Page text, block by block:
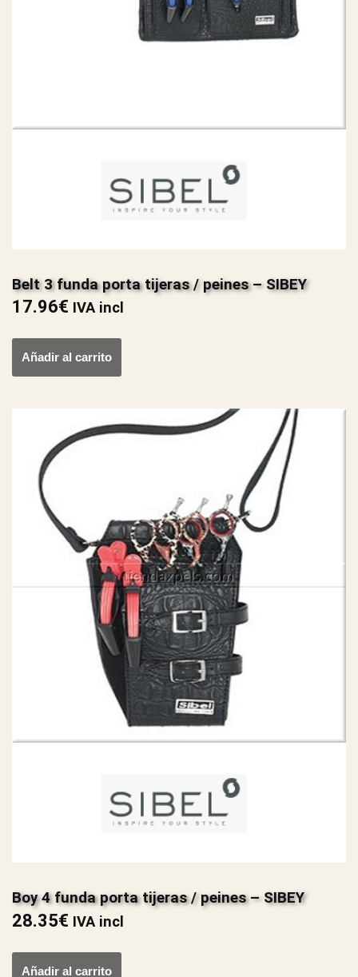
Belt 3 funda porta tijeras / peines – SIBEY
17.96€ IVA incl
Añadir al carrito
Boy 4 funda porta tijeras / peines – SIBEY
28.35€ IVA incl
Añadir al carrito